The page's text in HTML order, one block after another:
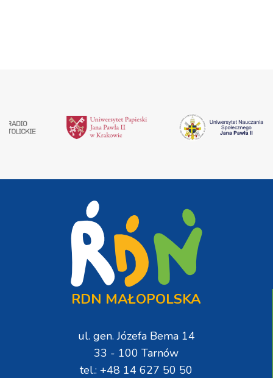
RDN MAŁOPOLSKA
ul. gen. Józefa Bema 14
33 - 100 Tarnów
tel.: +48 14 627 50 50